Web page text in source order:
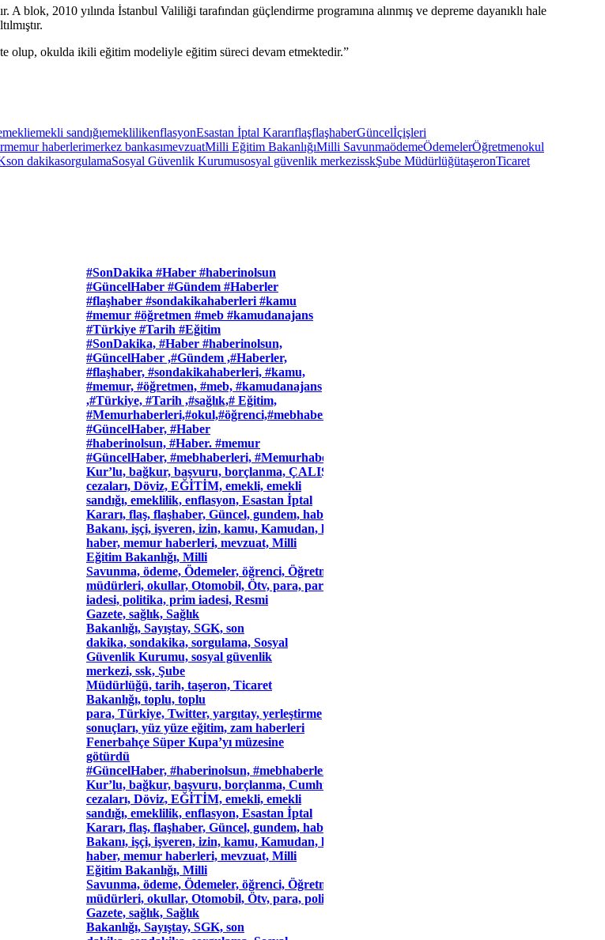
blok, 2010 yılında İstanbul Valiliği tarafından güçlendirme programına alınmış ve depreme dayanıklı hale
olup, okulda ikili eğitim modeliyle eğitim süreci devam etmektedir.”
emekli sandığıemeklilikenflasyonEsastan İptal KararıflaşflaşhaberGüncelİçişleri
memur haberlerimerkez bankasımevzuatMilli Eğitim BakanlığıMilli SavunmaödemeÖdemelerÖğretmenokul
son dakikasorgulamaSosyal Güvenlik Kurumusosyal güvenlik merkezisskŞube MüdürlüğütaşeronTicaret
#SonDakika #Haber #haberinolsun
#GüncelHaber #Gündem #Haberler
#flaşhaber #sondakikahaberleri #kamu
#memur #öğretmen #meb #kamudanajans
#Türkiye #Tarih #Eğitim
#SonDakika, #Haber #haberinolsun,
#GüncelHaber ,#Gündem ,#Haberler,
#flaşhaber, #sondakikahaberleri, #kamu,
#memur, #öğretmen, #meb, #kamudanajans
,#Türkiye, #Tarih ,#sağlık,# Eğitim,
#Memurhaberleri,#okul,#öğrenci,#mebhaberleri,
#GüncelHaber, #Haber
#haberinolsun, #Haber. #memur
#GüncelHaber, #mebhaberleri, #Memurhaberleri, #sondakikahaberleri, Atama, Bağ-
Kur’lu, bağkur, başvuru, borçlanma, ÇALIŞAN, Cumhurbaşkanlığı, dairesi, Danıştay, disiplin
cezaları, Döviz, EĞİTİM, emekli, emekli
sandığı, emeklilik, enflasyon, Esastan İptal
Kararı, flaş, flaşhaber, Güncel, gundem, haberler, İçişleri
Bakanı, işçi, işveren, izin, kamu, Kamudan, kamudanajans, koşullar, KPSS, maaş, MEB,
haber, memur haberleri, mevzuat, Milli
Eğitim Bakanlığı, Milli
Savunma, ödeme, Ödemeler, öğrenci, Öğretmen, Okul, okul
müdürleri, okullar, Otomobil, Ötv, para, para
iadesi, politika, prim iadesi, Resmi
Gazete, sağlık, Sağlık
Bakanlığı, Sayıştay, SGK, son
dakika, sondakika, sorgulama, Sosyal
Güvenlik Kurumu, sosyal güvenlik
merkezi, ssk, Şube
Müdürlüğü, tarih, taşeron, Ticaret
Bakanlığı, toplu, toplu
para, Türkiye, Twitter, yargıtay, yerleştirme
sonuçları, yüz yüze eğitim, zam haberleri
Fenerbahçe Süper Kupa’yı müzesine
götürdü
#GüncelHaber, #haberinolsun, #mebhaberleri, #Memurhaberleri, #sondakikahaberleri, Atama,
Kur’lu, bağkur, başvuru, borçlanma, Cumhurbaşkanlığı, dairesi, Danıştay, disiplin
cezaları, Döviz, EĞİTİM, emekli, emekli
sandığı, emeklilik, enflasyon, Esastan İptal
Kararı, flaş, flaşhaber, Güncel, gundem, haber, haberler, İçişleri
Bakanı, işçi, işveren, izin, kamu, Kamudan, kamudanajans, KPSS, maaş, MEB, mebhaber,
haber, memur haberleri, mevzuat, Milli
Eğitim Bakanlığı, Milli
Savunma, ödeme, Ödemeler, öğrenci, Öğretmen, Okul, okul
müdürleri, okullar, Otomobil, Ötv, para, politika, prim, Resmi
Gazete, sağlık, Sağlık
Bakanlığı, Sayıştay, SGK, son